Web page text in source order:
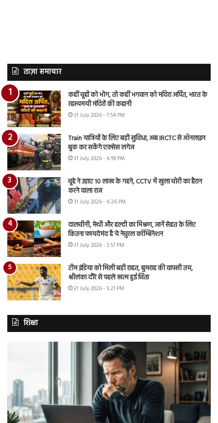
ताज़ा समाचार
कहीं चूहों को भोग, तो कहीं भगवान को मदिरा अर्पित, भारत के
रहस्यमयी मंदिरों की कहानी
31 July 2026 - 7:54 PM
Train यात्रियों के लिए बड़ी सुविधा, अब IRCTC से ऑनलाइन
बुक कर सकेंगे एक्सेस लगेज
31 July 2026 - 6:59 PM
चूहे ने उड़ाए 10 लाख के गहने, CCTV में खुला चोरी का हैरान
करने वाला राज
31 July 2026 - 6:26 PM
दालचीनी, मेथी और हल्दी का मिश्रण, जानें सेहत के लिए
कितना फायदेमंद है ये नेचुरल कॉम्बिनेशन
31 July 2026 - 5:57 PM
टीम इंडिया को मिली बड़ी राहत, बुमराह की वापसी तय,
श्रीलंका दौरे से पहले खत्म हुई चिंता
31 July 2026 - 5:21 PM
शिक्षा